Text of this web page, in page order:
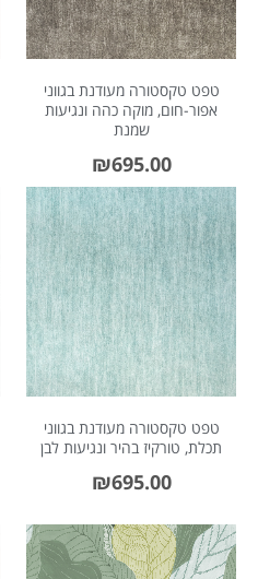
טפט טקסטורה מעודנת בגווני
אפור-חום, מוקה כהה ונגיעות
שמנת
₪695.00
טפט טקסטורה מעודנת בגווני
תכלת, טורקיז בהיר ונגיעות לבן
₪695.00